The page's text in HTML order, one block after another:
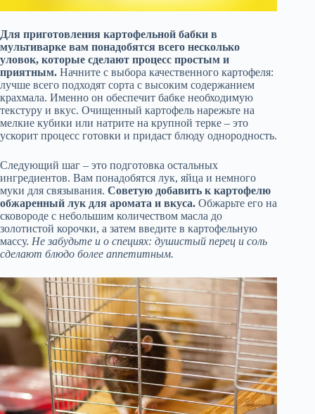
Для приготовления картофельной бабки в
мультиварке вам понадобятся всего несколько
уловок, которые сделают процесс простым и
приятным. Начните с выбора качественного картофеля:
лучше всего подходят сорта с высоким содержанием
крахмала. Именно он обеспечит бабке необходимую
текстуру и вкус. Очищенный картофель нарежьте на
мелкие кубики или натрите на крупной терке – это
ускорит процесс готовки и придаст блюду однородность.
Следующий шаг – это подготовка остальных
ингредиентов. Вам понадобятся лук, яйца и немного
муки для связывания. Советую добавить к картофелю
обжаренный лук для аромата и вкуса. Обжарьте его на
сковороде с небольшим количеством масла до
золотистой корочки, а затем введите в картофельную
массу. Не забудьте и о специях: душистый перец и соль
сделают блюдо более аппетитным.